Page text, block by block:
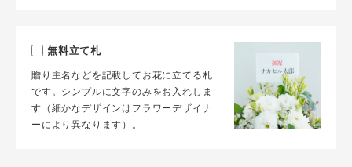
無料立て札
贈り主名などを記載してお花に立てる札
です。シンプルに文字のみをお入れしま
す（細かなデザインはフラワーデザイナ
ーにより異なります）。